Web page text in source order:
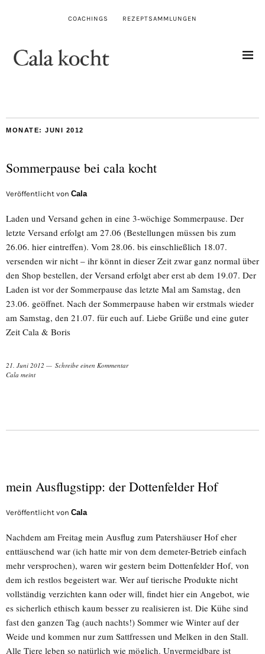
COACHINGS REZEPTSAMMLUNGEN
MONATE: JUNI 2012
Sommerpause bei cala kocht
Veröffentlicht von Cala
Laden und Versand gehen in eine 3-wöchige Sommerpause. Der
letzte Versand erfolgt am 27.06 (Bestellungen müssen bis zum
26.06. hier eintreffen). Vom 28.06. bis einschließlich 18.07.
versenden wir nicht – ihr könnt in dieser Zeit zwar ganz normal über
den Shop bestellen, der Versand erfolgt aber erst ab dem 19.07. Der
Laden ist vor der Sommerpause das letzte Mal am Samstag, den
23.06. geöffnet. Nach der Sommerpause haben wir erstmals wieder
am Samstag, den 21.07. für euch auf. Liebe Grüße und eine guter
Zeit Cala & Boris
21. Juni 2012
Schreibe einen Kommentar
Cala meint
mein Ausflugstipp: der Dottenfelder Hof
Veröffentlicht von Cala
Nachdem am Freitag mein Ausflug zum Patershäuser Hof eher
enttäuschend war (ich hatte mir von dem demeter-Betrieb einfach
mehr versprochen), waren wir gestern beim Dottenfelder Hof, von
dem ich restlos begeistert war. Wer auf tierische Produkte nicht
vollständig verzichten kann oder will, findet hier ein Angebot, wie
es sicherlich ethisch kaum besser zu realisieren ist. Die Kühe sind
fast den ganzen Tag (auch nachts!) Sommer wie Winter auf der
Weide und kommen nur zum Sattfressen und Melken in den Stall.
Alle Tiere leben so natürlich wie möglich. Unvermeidbare ist